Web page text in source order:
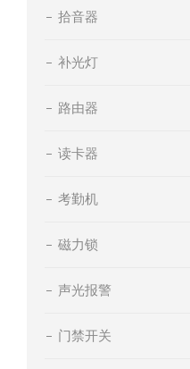
拾音器
补光灯
路由器
读卡器
考勤机
磁力锁
声光报警
门禁开关